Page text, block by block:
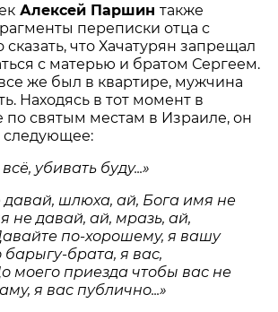
Алексей Паршинтакже
переписки отца с
что Хачатурян запрещал
с матерью и братом Сергеем.
же был в квартире, мужчина
Находясь в тот момент в
по святым местам в Израиле, он
следующее:
убивать буду...»
шлюха, ай, Бога имя не
не давай, ай, мразь, ай,
по-хорошему, я вашу
брата, я вас,
моего приезда чтобы вас не
я вас публично...»